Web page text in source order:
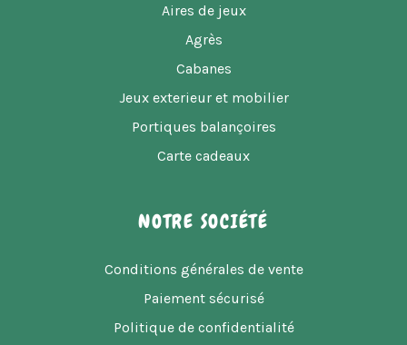
Aires de jeux
Agrès
Cabanes
Jeux exterieur et mobilier
Portiques balançoires
Carte cadeaux
NOTRE SOCIÉTÉ
Conditions générales de vente
Paiement sécurisé
Politique de confidentialité